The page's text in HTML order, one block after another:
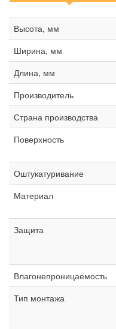
Высота, мм
Ширина, мм
Длина, мм
Производитель
Страна производства
Поверхность
Оштукатуривание
Материал
Защита
Влагонепроницаемость
Тип монтажа